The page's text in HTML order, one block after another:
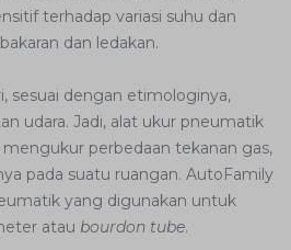
terhadap variasi suhu dan
dan ledakan.
sesuai dengan etimologinya,
udara. Jadi, alat ukur pneumatik
perbedaan tekanan gas,
pada suatu ruangan. AutoFamily
yang digunakan untuk
atau bourdon tube.